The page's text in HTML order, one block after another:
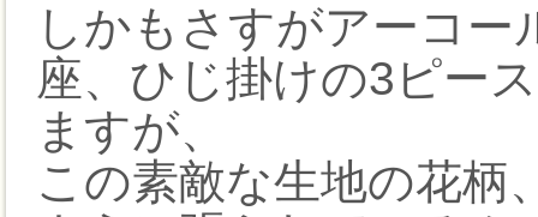
しかもさすがアーコ
座、ひじ掛けの3ピー
ますが、
この素敵な生地の花柄